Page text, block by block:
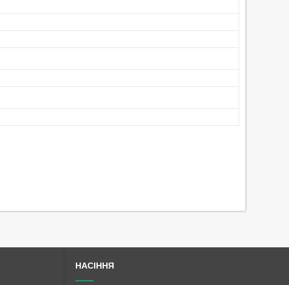
НАСІННЯ